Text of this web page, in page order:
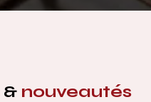
& nouveautés